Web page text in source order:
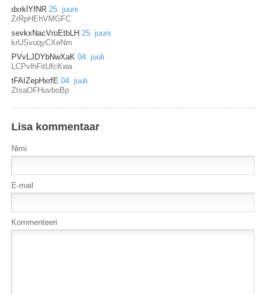
dxrklYfNR 25. juuni
ZrRpHEhVMGFC
sevkxNacVroEtbLH 25. juuni
krUSvuqyCXeNm
PVvLJDYbNwXaK 04. juuli
LCPvlhFitUfcKwa
tFAIZepHxrfE 04. juuli
ZtsaOFHuvboBp
Lisa kommentaar
Nimi
E-mail
Kommenteeri